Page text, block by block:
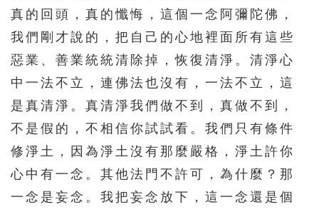
471 472 473 474 475
476 477 478 479 480
481 482 483 484 485
486 487 488 489 490
496 497 498 499 500
501 502 503 504 505
506 507 508 509 510
真的回頭，真的懺悔，這個一念阿彌陀佛，
我們剛才說的，把自己的心地裡面所有這些
惡業、善業統統清除掉，恢復清淨。清淨心
中一法不立，連佛法也沒有，一法不立，這
是真清淨。真清淨我們做不到，真做不到，
不是假的，不相信你試試看。我們只有條件
修淨土，因為淨土沒有那麼嚴格，淨土許你
心中有一念。其他法門不許可，為什麼？那
一念是妄念。我把妄念放下，這一念還是個